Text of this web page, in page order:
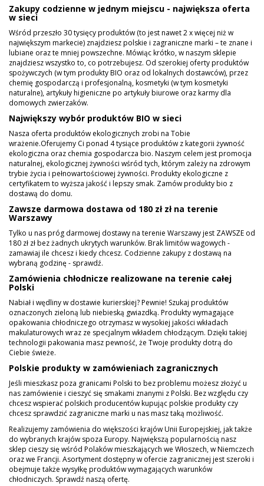
Zakupy codzienne w jednym miejscu - największa oferta
w sieci
Wśród przeszło 30 tysięcy produktów (to jest nawet 2 x więcej niż w
największym markecie) znajdziesz polskie i zagraniczne marki – te znane i
lubiane oraz te mniej powszechne. Mówiąc krótko, w naszym sklepie
znajdziesz wszystko to, co potrzebujesz. Od szerokiej oferty produktów
spożywczych (w tym produkty BIO oraz od lokalnych dostawców), przez
chemię gospodarczą i profesjonalną, kosmetyki (w tym kosmetyki
naturalne), artykuły higieniczne po artykuły biurowe oraz karmy dla
domowych zwierzaków.
Największy wybór produktów BIO w sieci
Nasza oferta produktów ekologicznych zrobi na Tobie
wrażenie.Oferujemy Ci ponad 4 tysiące produktów z kategorii żywność
ekologiczna oraz chemia gospodarcza bio. Naszym celem jest promocja
naturalnej, ekologicznej żywności wśród tych, którym zależy na zdrowym
trybie życia i pełnowartościowej żywności. Produkty ekologiczne z
certyfikatem to wyższa jakość i lepszy smak. Zamów produkty bio z
dostawą do domu.
Zawsze darmowa dostawa od 180 zł zł na terenie
Warszawy
Tylko u nas próg darmowej dostawy na terenie Warszawy jest ZAWSZE od
180 zł zł bez żadnych ukrytych warunków. Brak limitów wagowych -
zamawiaj ile chcesz i kiedy chcesz. Codzienne zakupy z dostawą na
wybraną godzinę - sprawdź.
Zamówienia chłodnicze realizowane na terenie całej
Polski
Nabiał i wędliny w dostawie kurierskiej? Pewnie! Szukaj produktów
oznaczonych zieloną lub niebieską gwiazdką. Produkty wymagające
opakowania chłodniczego otrzymasz w wysokiej jakości wkładach
makulaturowych wraz ze specjalnym wkładem chłodzącym. Dzięki takiej
technologii pakowania masz pewność, że Twoje produkty dotrą do
Ciebie świeże.
Polskie produkty w zamówieniach zagranicznych
Jeśli mieszkasz poza granicami Polski to bez problemu możesz złożyć u
nas zamówienie i cieszyć się smakami znanymi z Polski. Bez względu czy
chcesz wspierać polskich producentów kupując polskie produkty czy
chcesz sprawdzić zagraniczne marki u nas masz taką możliwość.
Realizujemy zamówienia do większości krajów Unii Europejskiej, jak także
do wybranych krajów spoza Europy. Największą popularnością nasz
sklep cieszy się wśród Polaków mieszkających we Włoszech, w Niemczech
oraz we Francji. Asortyment dostępny w ofercie zagranicznej jest szeroki i
obejmuje także wysyłkę produktów wymagających warunków
chłodniczych. Sprawdź naszą ofertę.